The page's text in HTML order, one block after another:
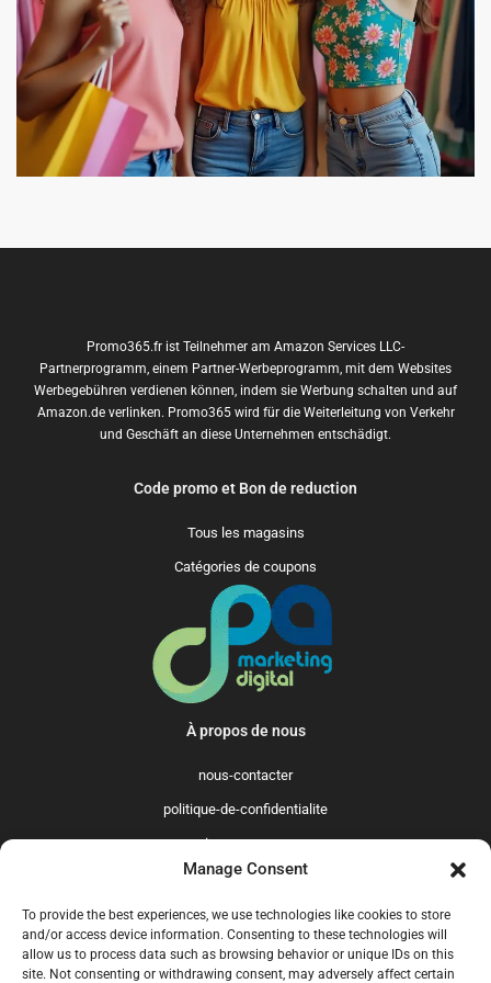
Manage Consent
To provide the best experiences, we use technologies like cookies to store
and/or access device information. Consenting to these technologies will
allow us to process data such as browsing behavior or unique IDs on this
site. Not consenting or withdrawing consent, may adversely affect certain
Promo365.fr ist Teilnehmer am Amazon Services LLC-
Partnerprogramm, einem Partner-Werbeprogramm, mit dem Websites
Werbegebühren verdienen können, indem sie Werbung schalten und auf
Amazon.de verlinken. Promo365 wird für die Weiterleitung von Verkehr
und Geschäft an diese Unternehmen entschädigt.
Code promo et Bon de reduction
Tous les magasins
Catégories de coupons
À propos de nous
nous-contacter
politique-de-confidentialite
qui-sommes-nous
US GB FR IT ES NL AU BR CA